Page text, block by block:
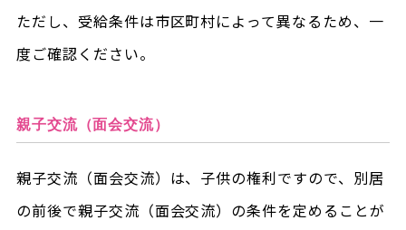
ただし、受給条件は市区町村によって異なるため、一
度ご確認ください。
親子交流（面会交流）
親子交流（面会交流）は、子供の権利ですので、別居
の前後で親子交流（面会交流）の条件を定めることが